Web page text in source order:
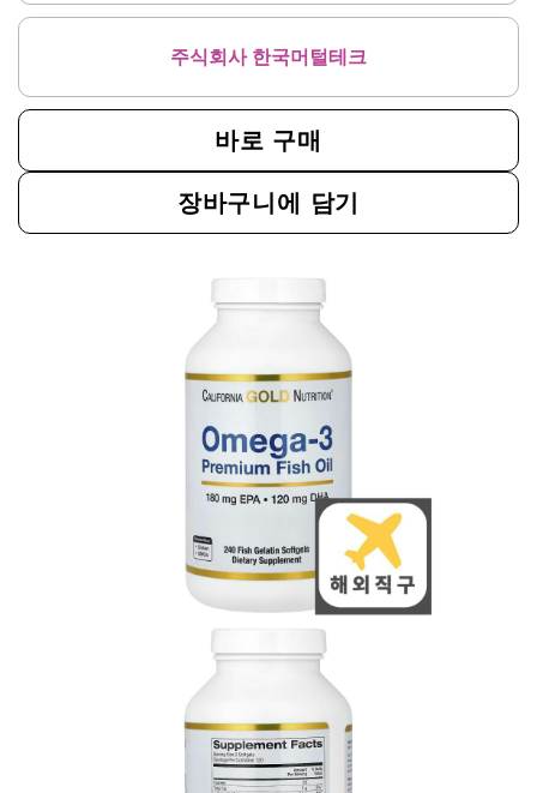
주식회사 한국머털테크
바로 구매
장바구니에 담기